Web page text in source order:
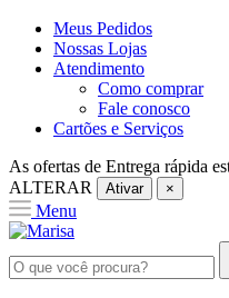
Meus Pedidos
Nossas Lojas
Atendimento
Como comprar
Fale conosco
Cartões e Serviços
As ofertas de Entrega rápida
ALTERAR
Ativar ×
Menu